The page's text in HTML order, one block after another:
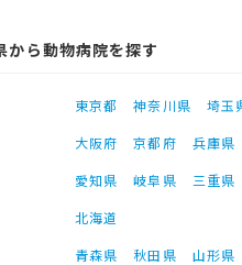
から動物病院を探す
東京都 神奈川県 埼玉
大阪府 京都府 兵庫県
愛知県 岐阜県 三重県
北海道
青森県 秋田県 山形県